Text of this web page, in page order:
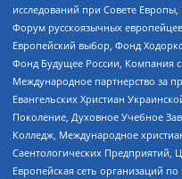
исследований при Совете
Форум русскоязычных
Европейский выбор, Фонд
Фонд Будущее России, Компания
Международное партнерство за
Евангельских Христиан
Поколение, Духовное Учебное
Колледж, Международное
Саентологических Предприятий,
Европейская сеть организаций